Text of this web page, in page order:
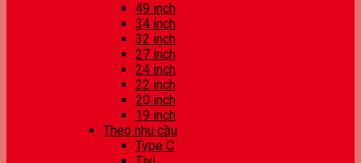
49 inch
34 inch
32 inch
27 inch
24 inch
22 inch
20 inch
19 inch
Theo nhu cầu
Type C